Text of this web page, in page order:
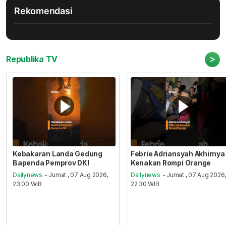
Rekomendasi
Republika TV >
Kebakaran Landa Gedung
Bapenda Pemprov DKI
Dailynews - Jumat , 07 Aug 2026,
23:00 WIB
Febrie Adriansyah Akhirnya
Kenakan Rompi Orange
Dailynews - Jumat , 07 Aug 2026,
22:30 WIB